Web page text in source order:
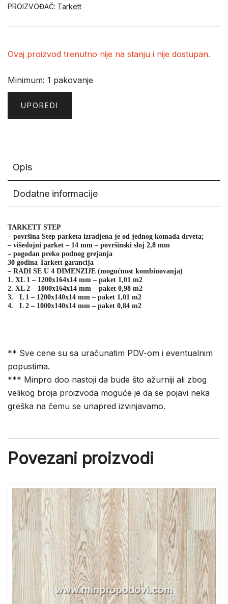
PROIZVOĐAČ: Tarkett
Ovaj proizvod trenutno nije na stanju i nije dostupan.
Minimum: 1 pakovanje
UPOREDI
Opis
Dodatne informacije
TARKETT STEP
– površina Step parketa izradjena je od jednog komada drveta;
– višeslojni parket – 14 mm – površinski sloj 2,8 mm
– pogodan preko podnog grejanja
30 godina Tarkett garancija
– RADI SE U 4 DIMENZIJE (mogućnost kombinovanja)
1. XL 1 – 1200x164x14 mm – paket 1,01 m2
2. XL 2 – 1000x164x14 mm – paket 0,98 m2
3. L 1 – 1200x140x14 mm – paket 1,01 m2
4. L 2 – 1000x140x14 mm – paket 0,84 m2
** Sve cene su sa uračunatim PDV-om i eventualnim
popustima.
*** Minpro doo nastoji da bude što ažurniji ali zbog
velikog broja proizvoda moguće je da se pojavi neka
greška na čemu se unapred izvinjavamo.
Povezani proizvodi